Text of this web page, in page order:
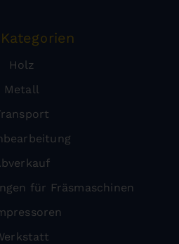
Holz
Metall
für Fräsmaschinen